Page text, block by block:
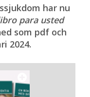
har nu
para usted
som pdf och
2024.